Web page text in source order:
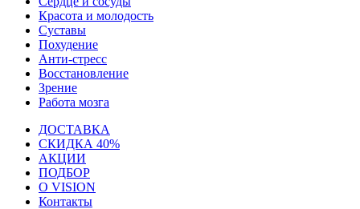
Красота и молодость
Суставы
Похудение
Анти-стресс
Восстановление
Зрение
Работа мозга
ДОСТАВКА
СКИДКА 40%
АКЦИИ
ПОДБОР
О VISION
Контакты